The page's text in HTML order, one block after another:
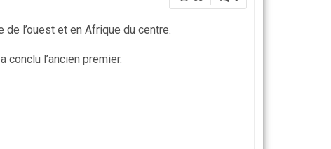
l’ouest et en Afrique du centre.
l’ancien premier.